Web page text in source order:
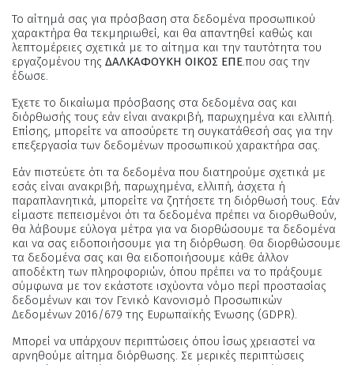
Το αίτημά σας για πρόσβαση στα δεδομένα προσωπικού
χαρακτήρα θα τεκμηριωθεί, και θα απαντηθεί καθώς και
λεπτομέρειες σχετικά με το αίτημα και την ταυτότητα του
εργαζομένου της ΔΑΛΚΑΦΟΥΚΗ ΟΙΚΟΣ ΕΠΕ.που σας την
έδωσε.
Έχετε το δικαίωμα πρόσβασης στα δεδομένα σας και
διόρθωσής τους εάν είναι ανακριβή, παρωχημένα και ελλιπή.
Επίσης, μπορείτε να αποσύρετε τη συγκατάθεσή σας για την
επεξεργασία των δεδομένων προσωπικού χαρακτήρα σας.
Εάν πιστεύετε ότι τα δεδομένα που διατηρούμε σχετικά με
εσάς είναι ανακριβή, παρωχημένα, ελλιπή, άσχετα ή
παραπλανητικά, μπορείτε να ζητήσετε τη διόρθωσή τους. Εάν
είμαστε πεπεισμένοι ότι τα δεδομένα πρέπει να διορθωθούν,
θα λάβουμε εύλογα μέτρα για να διορθώσουμε τα δεδομένα
και να σας ειδοποιήσουμε για τη διόρθωση. Θα διορθώσουμε
τα δεδομένα σας και θα ειδοποιήσουμε κάθε άλλον
αποδέκτη των πληροφοριών, όπου πρέπει να το πράξουμε
σύμφωνα με τον εκάστοτε ισχύοντα νόμο περί προστασίας
δεδομένων και τον Γενικό Κανονισμό Προσωπικών
Δεδομένων 2016/679 της Ευρωπαϊκής Ένωσης (GDPR).
Μπορεί να υπάρχουν περιπτώσεις όπου ίσως χρειαστεί να
αρνηθούμε αίτημα διόρθωσης. Σε μερικές περιπτώσεις